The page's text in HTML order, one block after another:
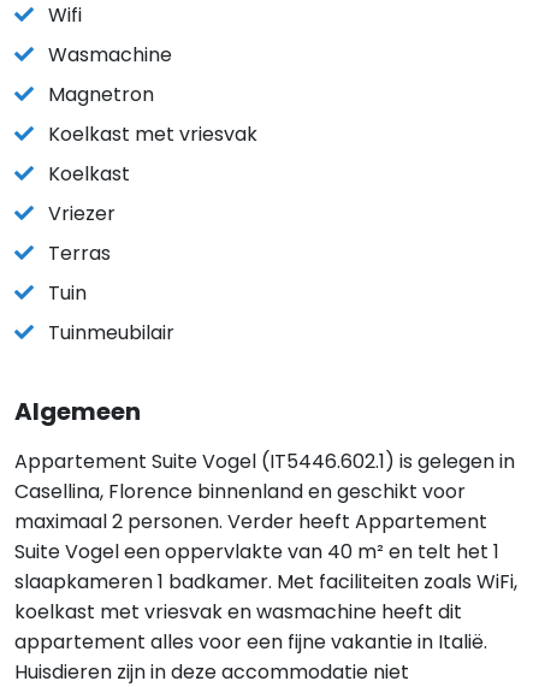
Wifi
Wasmachine
Magnetron
Koelkast met vriesvak
Koelkast
Vriezer
Terras
Tuin
Tuinmeubilair
Algemeen
Appartement Suite Vogel (IT5446.602.1) is gelegen in
Casellina, Florence binnenland en geschikt voor
maximaal 2 personen. Verder heeft Appartement
Suite Vogel een oppervlakte van 40 m² en telt het 1
slaapkameren 1 badkamer. Met faciliteiten zoals WiFi,
koelkast met vriesvak en wasmachine heeft dit
appartement alles voor een fijne vakantie in Italië.
Huisdieren zijn in deze accommodatie niet